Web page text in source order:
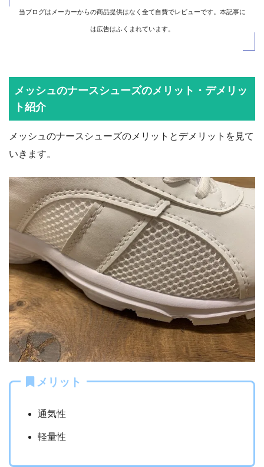
当ブログはメーカーからの商品提供はなく全て自費でレビューです。本記事に
は広告はふくまれています。
メッシュのナースシューズのメリット・デメリッ
ト紹介
メッシュのナースシューズのメリットとデメリットを見て
いきます。
メリット
通気性
軽量性